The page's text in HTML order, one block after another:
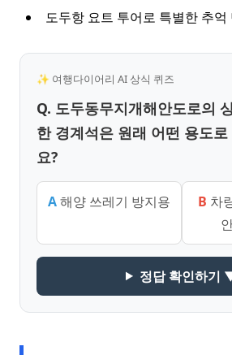
도두항 요트 투어로 특별한 추억
✨ 여행다이어리 AI 상식 퀴즈
Q. 도두동무지개해안도로의
한 경계석은 원래 어떤 용도
요?
A해양 쓰레기 방지용 B 차
정답 확인하기